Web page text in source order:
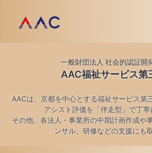
一般財団法人 社会的認証開
AAC福祉サービス第
AACは、京都を中心とする福祉サービス第
アシスト評価を「伴走型」で丁寧
その他、各法人・事業所の中期計画作成や
ンサル、研修などの支援にも